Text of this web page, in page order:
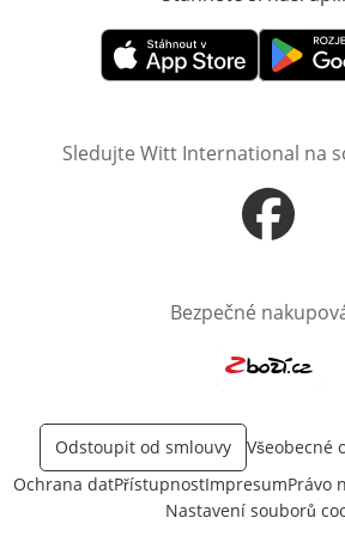
Otevře v novém okněOtevře v
Sledujte Witt International na
Otevře v
Bezpečné
Odstoupit od smlouvy
Všeobecné
Ochrana datPřístupnostImpresumPrávo
Nastavení souborů